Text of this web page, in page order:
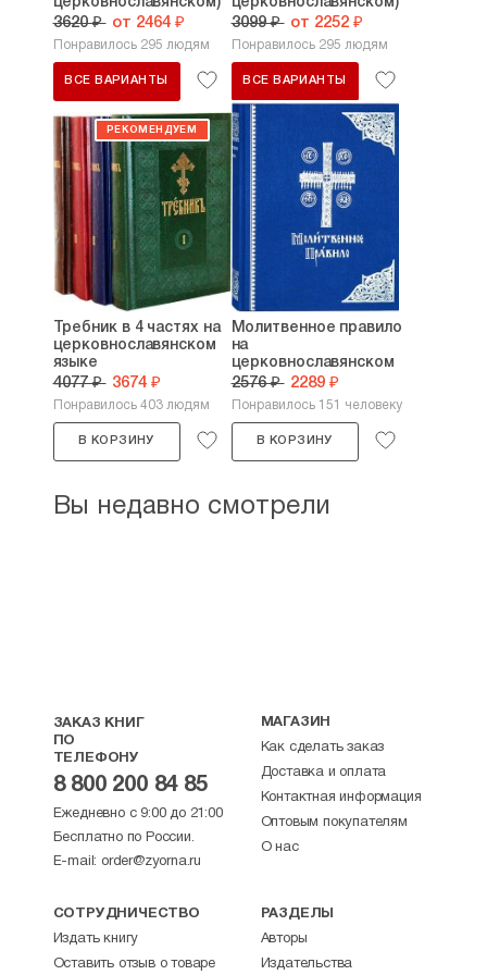
3620 ₽ от 2464 ₽
Понравилось 295 людям
ВСЕ ВАРИАНТЫ
3099 ₽ от 2252 ₽
Понравилось 295 людям
ВСЕ ВАРИАНТЫ
Требник в 4 частях на
церковнославянском
языке
4077 ₽ 3674 ₽
Понравилось 403 людям
В КОРЗИНУ
Молитвенное правило
на
церковнославянском
2576 ₽ 2289 ₽
Понравилось 151 человеку
В КОРЗИНУ
Вы недавно смотрели
ЗАКАЗ КНИГ
ПО
ТЕЛЕФОНУ
8 800 200 84 85
Ежедневно с 9:00 до 21:00
Бесплатно по России.
E-mail: order@zyorna.ru
МАГАЗИН
Как сделать заказ
Доставка и оплата
Контактная информация
Оптовым покупателям
О нас
СОТРУДНИЧЕСТВО
Издать книгу
Оставить отзыв о товаре
РАЗДЕЛЫ
Авторы
Издательства